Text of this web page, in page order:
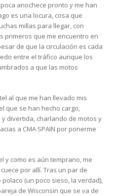
anochece pronto y me han
es una locura, cosa que
millas para llegar, con
primeros que me encuentro en
de que la circulación es cada
entre el tráfico aunque los
a que las motos
al que me han llevado mis
que se han hecho cargo,
divertida, charlando de motos y
a CMA SPAIN por ponerme
y como es aún temprano, me
por allí. Tras un par de
(un poco sieso, la verdad),
de Wisconsin que se va de